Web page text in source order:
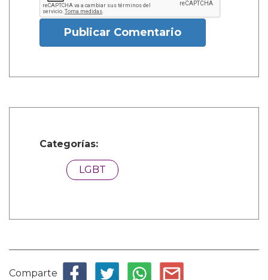
Publicar Comentario
Categorías:
LGBT
Comparte